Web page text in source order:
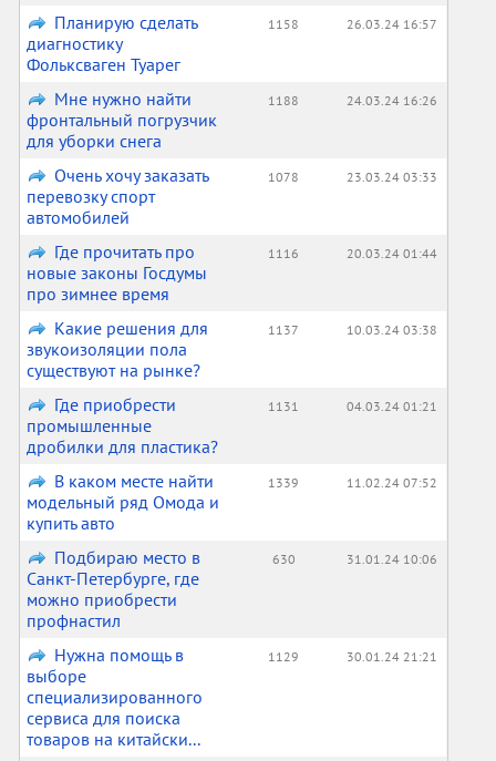
Планирую сделать
диагностику
Фольксваген Туарег
1158 26.03.24 16:57
Мне нужно найти
фронтальный погрузчик
для уборки снега
1188 24.03.24 16:26
Очень хочу заказать
перевозку спорт
автомобилей
1078 23.03.24 03:33
Где прочитать про
новые законы Госдумы
про зимнее время
1116 20.03.24 01:44
Какие решения для
звукоизоляции пола
существуют на рынке?
1137 10.03.24 03:38
Где приобрести
промышленные
дробилки для пластика?
1131 04.03.24 01:21
В каком месте найти
модельный ряд Омода и
купить авто
1339 11.02.24 07:52
Подбираю место в
Санкт-Петербурге, где
можно приобрести
профнастил
630 31.01.24 10:06
Нужна помощь в
выборе
специализированного
сервиса для поиска
товаров на китайски...
1129 30.01.24 21:21